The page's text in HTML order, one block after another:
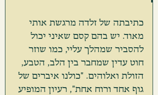
כתיבתה של זלדה מרגשת אותי
מאוד. יש בהם קסם שאיני יכול
להסביר שמהלך עליי, כמו שוזר
חוט עדין שמחבר בין הלב, הטבע,
הזולת ואלוהים. "כולנו איברים של
גוף אחד ורוח אחת", רעיון המופיע